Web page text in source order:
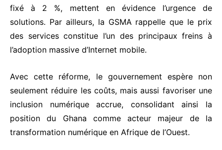
fixé à 2 %, mettent en évidence l’urgence de
solutions. Par ailleurs, la GSMA rappelle que le prix
des services constitue l’un des principaux freins à
l’adoption massive d’Internet mobile.
Avec cette réforme, le gouvernement espère non
seulement réduire les coûts, mais aussi favoriser une
inclusion numérique accrue, consolidant ainsi la
position du Ghana comme acteur majeur de la
transformation numérique en Afrique de l’Ouest.